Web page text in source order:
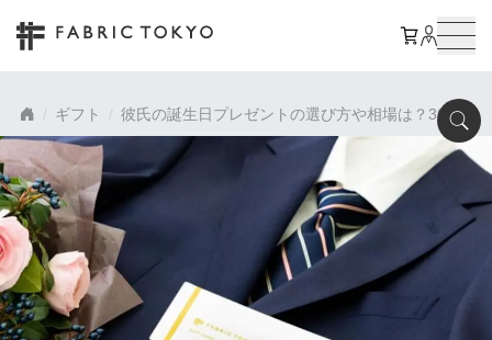
ギフト 彼氏の誕生日プレゼントの選び方や相場は？30代・